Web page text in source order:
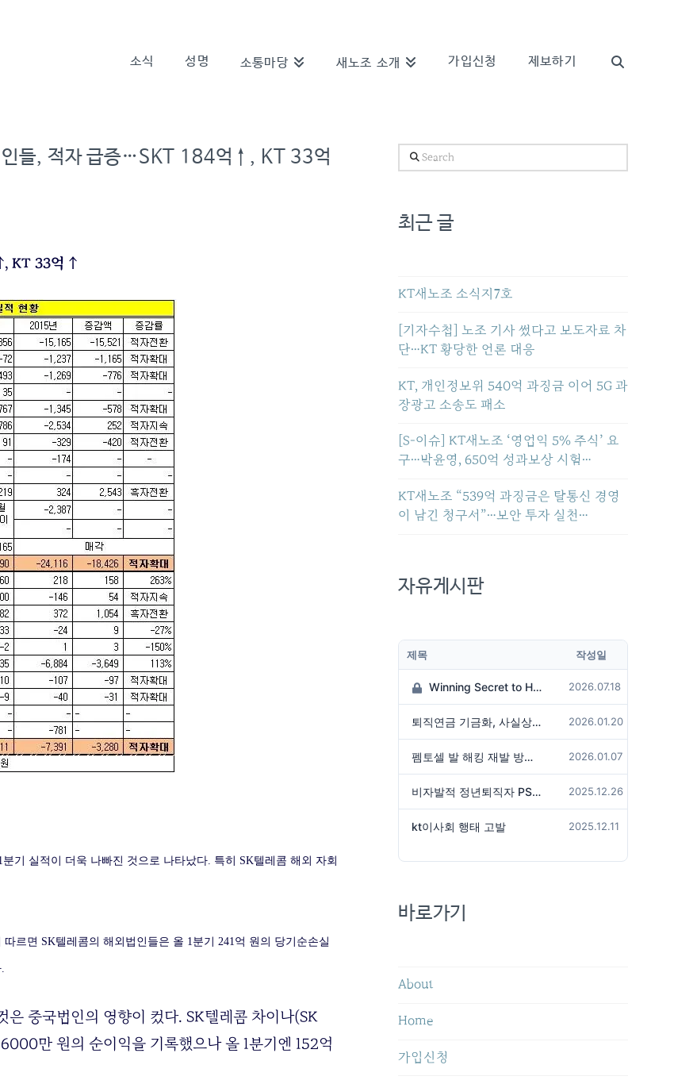
소식 성명 소통마당 새노조 소개 가입신청 제보하기
인들, 적자 급증…SKT 184억↑, KT 33억
KT 33억 ↑
기 실적이 더욱 나빠진 것으로 나타났다. 특히 SK텔레콤 해외 자회
르면 SK텔레콤의 해외법인들은 올 1분기 241억 원의 당기순손실
중국법인의 영향이 컸다. SK텔레콤 차이나(SK
만 원의 순이익을 기록했으나 올 1분기엔 152억
Search
최근 글
KT새노조 소식지7호
[기자수첩] 노조 기사 썼다고 보도자료 차
단…KT 황당한 언론 대응
KT, 개인정보위 540억 과징금 이어 5G 과
장광고 소송도 패소
[S-이슈] KT새노조 ‘영업익 5% 주식’ 요
구…박윤영, 650억 성과보상 시험…
KT새노조 “539억 과징금은 탈통신 경영
이 남긴 청구서”…보안 투자 실천…
자유게시판
제목 작성일
Winning Secret to Hit the Jackpot! 2026.07.18
퇴직연금 기금화, 사실상 국가가 관리하겠다는 것인가? 2026.01.20
펨토셀 발 해킹 재발 방지 위해서는 2026.01.07
비자발적 정년퇴직자 PS성과급 미지급은 임금체불 아닌가? 2025.12.26
kt이사회 행태 고발 2025.12.11
바로가기
About
Home
가입신청